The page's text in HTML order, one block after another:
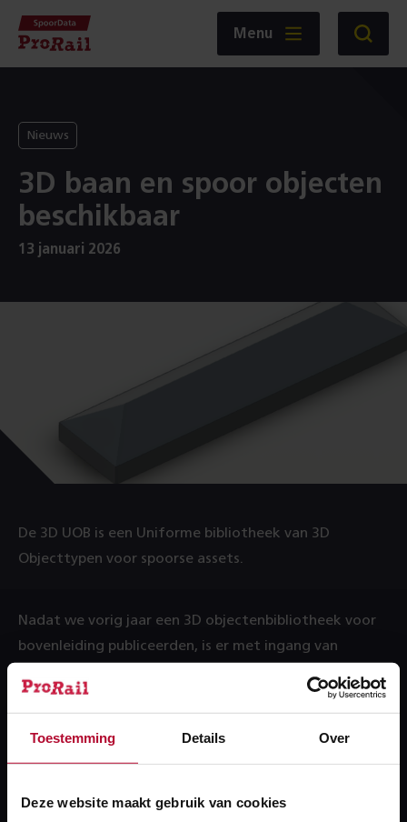
Toestemming Details Over
Deze website maakt gebruik van cookies
Navigatie
Homepage
Menu Zoeken
3D baan en spoor objecten
beschikbaar
Nieuws
13 januari 2026
De 3D UOB is een Uniforme bibliotheek van 3D
Objecttypen voor spoorse assets.
Nadat we vorig jaar een 3D objectenbibliotheek voor
bovenleiding publiceerden, is er met ingang van
spoor beschikbaar. Het zijn 15 objecten, meer is op dit
treinbeveiliging.
Lees meer!
Meer over: